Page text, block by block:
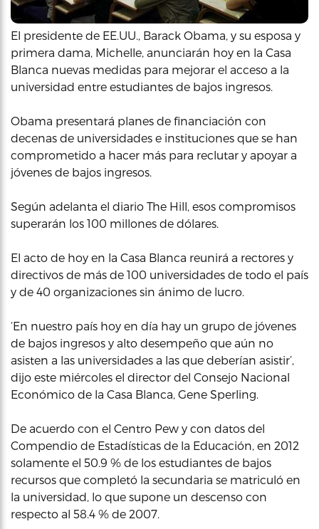
El presidente de EE.UU., Barack Obama, y su esposa y
primera dama, Michelle, anunciarán hoy en la Casa
Blanca nuevas medidas para mejorar el acceso a la
universidad entre estudiantes de bajos ingresos.
Obama presentará planes de financiación con
decenas de universidades e instituciones que se han
comprometido a hacer más para reclutar y apoyar a
jóvenes de bajos ingresos.
Según adelanta el diario The Hill, esos compromisos
superarán los 100 millones de dólares.
El acto de hoy en la Casa Blanca reunirá a rectores y
directivos de más de 100 universidades de todo el país
y de 40 organizaciones sin ánimo de lucro.
‘En nuestro país hoy en día hay un grupo de jóvenes
de bajos ingresos y alto desempeño que aún no
asisten a las universidades a las que deberían asistir’,
dijo este miércoles el director del Consejo Nacional
Económico de la Casa Blanca, Gene Sperling.
De acuerdo con el Centro Pew y con datos del
Compendio de Estadísticas de la Educación, en 2012
solamente el 50.9 % de los estudiantes de bajos
recursos que completó la secundaria se matriculó en
la universidad, lo que supone un descenso con
respecto al 58.4 % de 2007.